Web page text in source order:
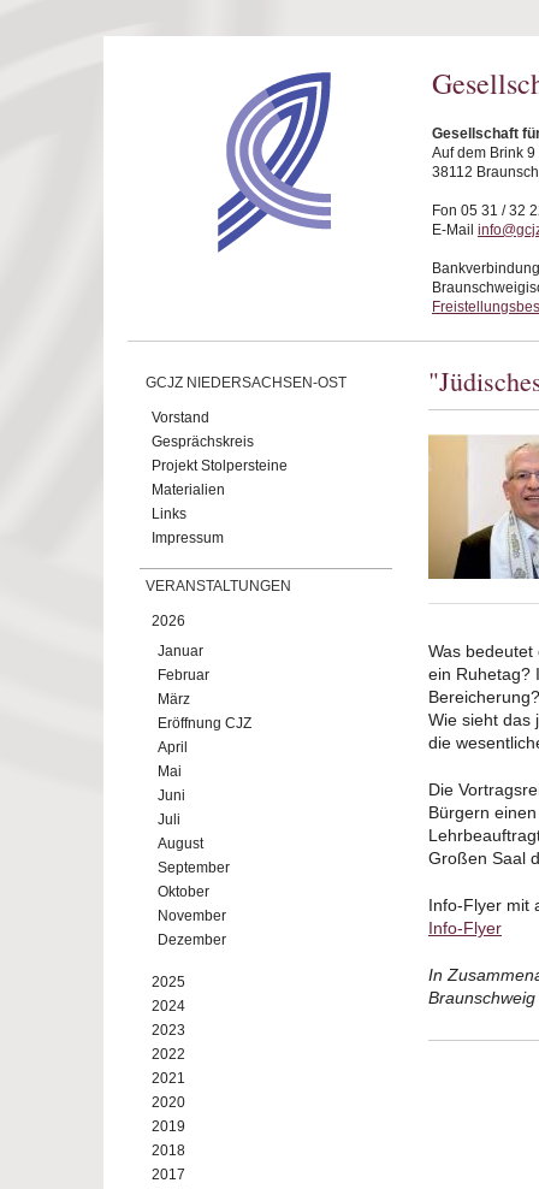
Gesellschaft
Auf dem Brink 9
38112
Fon 05 31 / 32
E-Mail
GCJZ NIEDERSACHSEN-OST
Vorstand
Gesprächskreis
Projekt Stolpersteine
Materialien
Links
Impressum
VERANSTALTUNGEN
2026
Januar
Februar
März
Eröffnung CJZ
April
Mai
Juni
Juli
August
September
Oktober
November
Dezember
2025
2024
2023
2022
2021
2020
2019
2018
2017
Was
ein Ruhetag?
Bereicherung?
Wie sieht das
die
Die
Bürgern
Großen Saal
Info-Flyer mit
Info-Flyer
In
Braunschweig